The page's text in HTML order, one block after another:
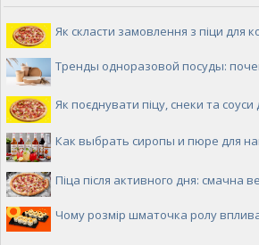
Як скласти замовлення з піци для
Тренды одноразовой посуды:
Як поєднувати піцу, снеки та соуси
Как выбрать сиропы и пюре для
Піца після активного дня: смачна
Чому розмір шматочка ролу